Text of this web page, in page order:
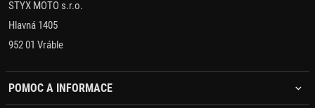
STYX MOTO s.r.o.
Hlavná 1405
952 01 Vráble
POMOC A INFORMACE